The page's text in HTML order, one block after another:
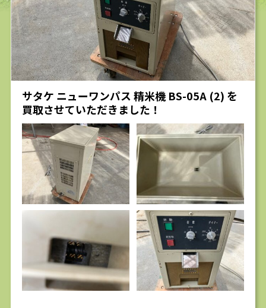
サタケ ニューワンパス 精米機 BS-05A (2) を
買取させていただきました！